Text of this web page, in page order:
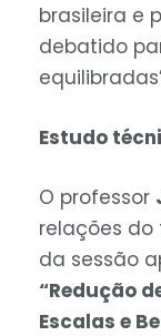
brasileira e
debatido
Estudo
O professor
relações
da sessão
“Redução
Escalas e